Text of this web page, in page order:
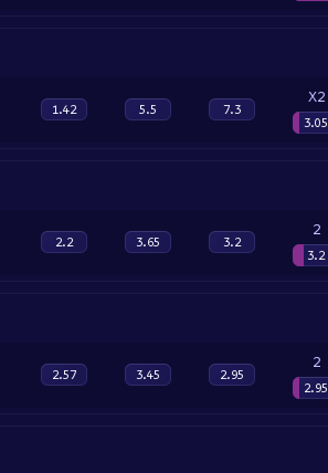
1.42 5.5 7.3
X2
3.05
2.2 3.65 3.2
2
3.2
2.57 3.45 2.95
2
2.95